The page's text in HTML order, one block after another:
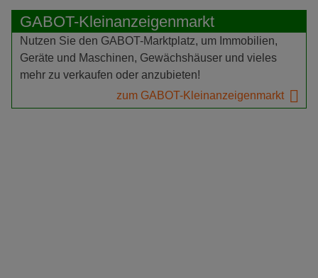
GABOT-Kleinanzeigenmarkt
Nutzen Sie den GABOT-Marktplatz, um Immobilien,
Geräte und Maschinen, Gewächshäuser und vieles
mehr zu verkaufen oder anzubieten!
zum GABOT-Kleinanzeigenmarkt